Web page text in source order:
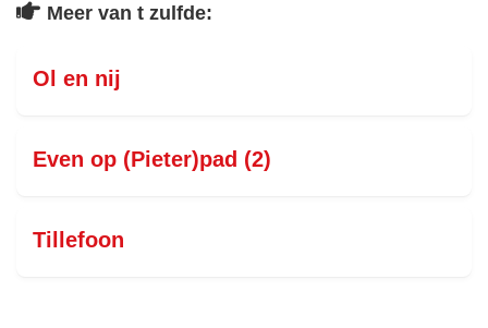
Meer van t zulfde:
Ol en nij
Even op (Pieter)pad (2)
Tillefoon